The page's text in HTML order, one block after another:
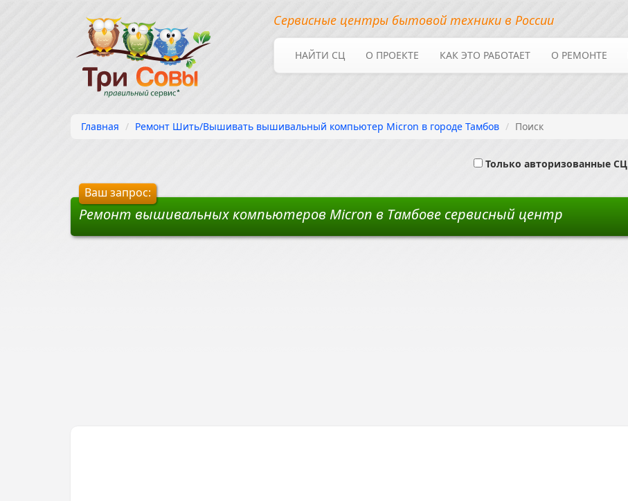
Сервисные центры бытовой техники в России
НАЙТИ СЦ О ПРОЕКТЕ КАК ЭТО РАБОТАЕТ О РЕМОНТЕ
Главная Ремонт Шить/Вышивать вышивальный компьютер Micron в городе Тамбов Поиск
Только авторизованные СЦ
Ваш запрос:
Ремонт вышивальных компьютеров Micron в Тамбове сервисный центр